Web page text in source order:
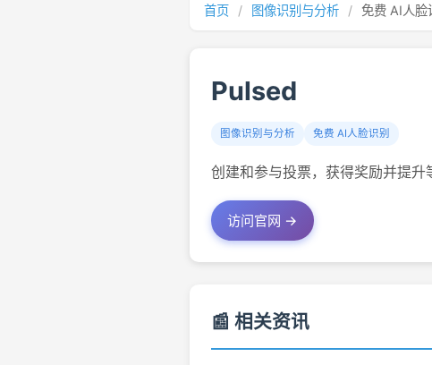
首页 / 图像识别与分析 / 免费 AI人脸
Pulsed
图像识别与分析 免费 AI人脸识别
创建和参与投票，获得奖励并提
访问官网 →
📰 相关资讯